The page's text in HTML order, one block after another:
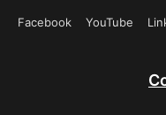
Facebook YouTube